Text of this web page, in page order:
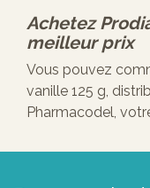
Achetez
meilleur prix
Vous pouvez
vanille 125 g,
Pharmacodel,